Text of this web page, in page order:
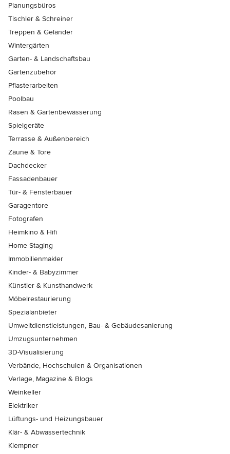
Planungsbüros
Tischler & Schreiner
Treppen & Geländer
Wintergärten
Garten- & Landschaftsbau
Gartenzubehör
Pflasterarbeiten
Poolbau
Rasen & Gartenbewässerung
Spielgeräte
Terrasse & Außenbereich
Zäune & Tore
Dachdecker
Fassadenbauer
Tür- & Fensterbauer
Garagentore
Fotografen
Heimkino & Hifi
Home Staging
Immobilienmakler
Kinder- & Babyzimmer
Künstler & Kunsthandwerk
Möbelrestaurierung
Spezialanbieter
Umweltdienstleistungen, Bau- & Gebäudesanierung
Umzugsunternehmen
3D-Visualisierung
Verbände, Hochschulen & Organisationen
Verlage, Magazine & Blogs
Weinkeller
Elektriker
Lüftungs- und Heizungsbauer
Klär- & Abwassertechnik
Klempner